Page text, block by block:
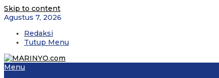
Skip to content
Agustus 7, 2026
Redaksi
Tutup Menu
Menu